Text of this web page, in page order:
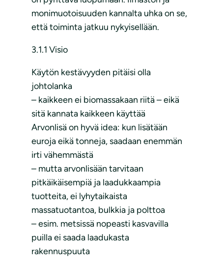
monimuotoisuuden kannalta uhka on se,
että toiminta jatkuu nykyisellään.
3.1.1 Visio
Käytön kestävyyden pitäisi olla
johtolanka
– kaikkeen ei biomassakaan riitä – eikä
sitä kannata kaikkeen käyttää
Arvonlisä on hyvä idea: kun lisätään
euroja eikä tonneja, saadaan enemmän
irti vähemmästä
– mutta arvonlisään tarvitaan
pitkäikäisempiä ja laadukkaampia
tuotteita, ei lyhytaikaista
massatuotantoa, bulkkia ja polttoa
– esim. metsissä nopeasti kasvavilla
puilla ei saada laadukasta
rakennuspuuta